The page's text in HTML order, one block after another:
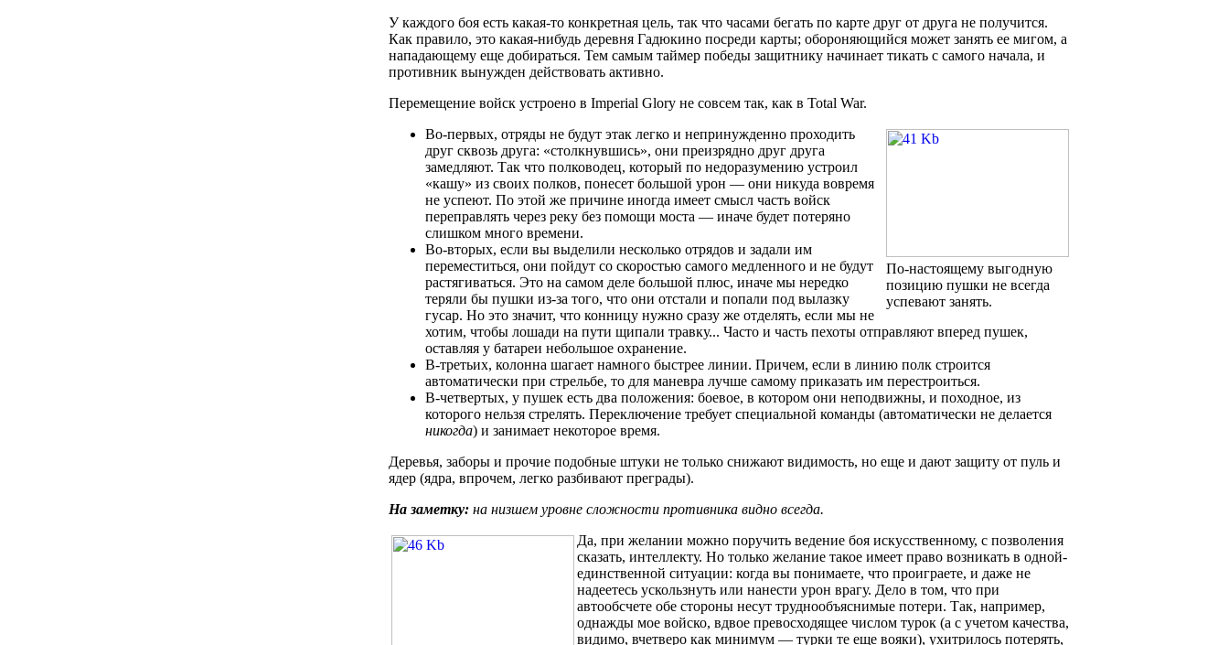
У каждого боя есть какая-то конкретная цель, так что часами бегать по карте друг от друга не получится.
Как правило, это какая-нибудь деревня Гадюкино посреди карты; обороняющийся может занять ее мигом, а
нападающему еще добираться. Тем самым таймер победы защитнику начинает тикать с самого начала, и
противник вынужден действовать активно.
Перемещение войск устроено в Imperial Glory не совсем так, как в Total War.
По-настоящему выгодную
позицию пушки не всегда
успевают занять.
Во-первых, отряды не будут этак легко и непринужденно проходить
друг сквозь друга: «столкнувшись», они преизрядно друг друга
замедляют. Так что полководец, который по недоразумению устроил
«кашу» из своих полков, понесет большой урон — они никуда вовремя
не успеют. По этой же причине иногда имеет смысл часть войск
переправлять через реку без помощи моста — иначе будет потеряно
слишком много времени.
Во-вторых, если вы выделили несколько отрядов и задали им
переместиться, они пойдут со скоростью самого медленного и не будут
растягиваться. Это на самом деле большой плюс, иначе мы нередко
теряли бы пушки из-за того, что они отстали и попали под вылазку
гусар. Но это значит, что конницу нужно сразу же отделять, если мы не
хотим, чтобы лошади на пути щипали травку... Часто и часть пехоты отправляют вперед пушек,
оставляя у батареи небольшое охранение.
В-третьих, колонна шагает намного быстрее линии. Причем, если в линию полк строится
автоматически при стрельбе, то для маневра лучше самому приказать им перестроиться.
В-четвертых, у пушек есть два положения: боевое, в котором они неподвижны, и походное, из
которого нельзя стрелять. Переключение требует специальной команды (автоматически не делается
никогда) и занимает некоторое время.
Деревья, заборы и прочие подобные штуки не только снижают видимость, но еще и дают защиту от пуль и
ядер (ядра, впрочем, легко разбивают преграды).
На заметку: на низшем уровне сложности противника видно всегда.
Да, при желании можно поручить ведение боя искусственному, с позволения
сказать, интеллекту. Но только желание такое имеет право возникать в одной-
единственной ситуации: когда вы понимаете, что проиграете, и даже не
надеетесь ускользнуть или нанести урон врагу. Дело в том, что при
автообсчете обе стороны несут труднообъяснимые потери. Так, например,
однажды мое войско, вдвое превосходящее числом турок (а с учетом качества,
видимо, вчетверо как минимум — турки те еще вояки), ухитрилось потерять,